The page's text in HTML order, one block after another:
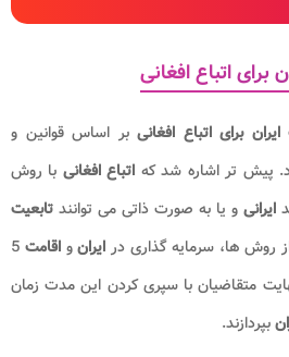
برای اتباع افغانی
برای اتباع افغانی بر اساس قوانین و
پیش تر اشاره شد که اتباع افغانی با روش
ایرانی و یا به صورت ذاتی می توانند تابعیت
روش ها، سرمایه گذاری در ایرانواقامت 5
متقاضیان با سپری کردن این مدت زمان
بپردازند.